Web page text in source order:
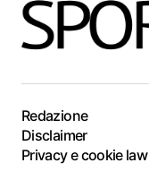
Redazione
Disclaimer
Privacy e cookie law